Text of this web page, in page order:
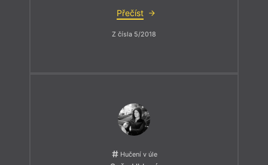
Přečíst
Z čísla 5/2018
Hučení v úle